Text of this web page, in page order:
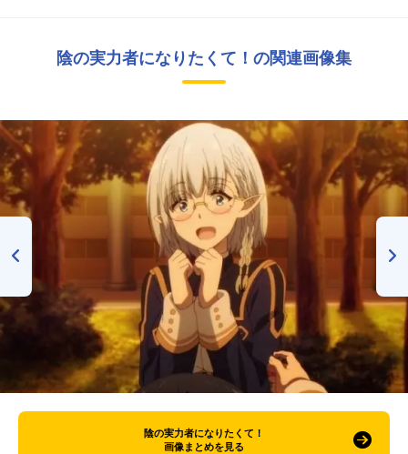
陰の実力者になりたくて！の関連画像集
陰の実力者になりたくて！
画像まとめを見る